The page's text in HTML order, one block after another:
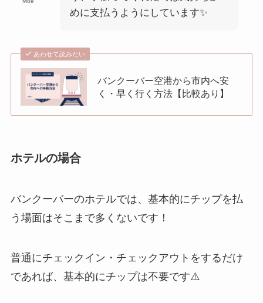
めに支払うようにしています✨
あわせて読みたい
バンクーバー空港から市内へ安
く・早く行く方法【比較あり】
ホテルの場合
バンクーバーのホテルでは、基本的にチップを払
う場面はそこまで多くないです！
普通にチェックイン・チェックアウトをするだけ
であれば、基本的にチップは不要です⚠️